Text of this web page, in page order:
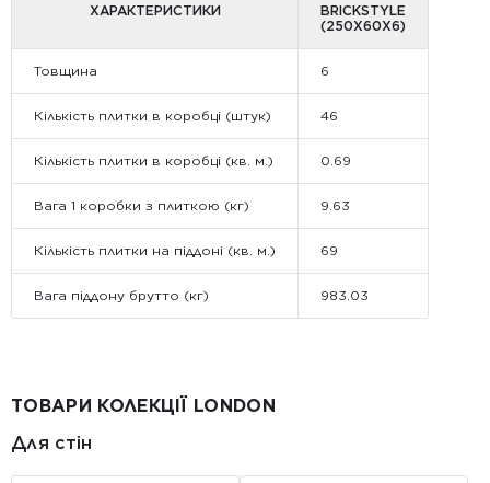
ХАРАКТЕРИСТИКИ
BRICKSTYLE
(250Х60Х6)
Товщина 6
Кількість плитки в коробці (штук) 46
Кількість плитки в коробці (кв. м.) 0.69
Вага 1 коробки з плиткою (кг) 9.63
Кількість плитки на піддоні (кв. м.) 69
Вага піддону брутто (кг) 983.03
ТОВАРИ КОЛЕКЦІЇ LONDON
Для стін